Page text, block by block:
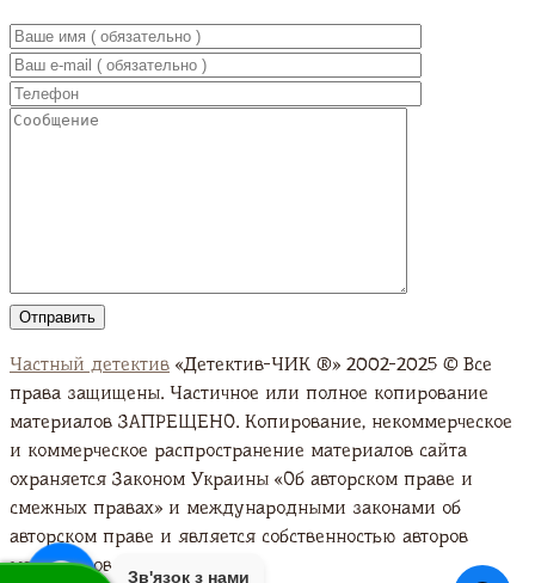
Зв'язок з нами
Частный детектив «Детектив-ЧИК ®» 2002-2025 © Все
права защищены. Частичное или полное копирование
материалов ЗАПРЕЩЕНО. Копирование, некоммерческое
и коммерческое распространение материалов сайта
охраняется Законом Украины «Об авторском праве и
смежных правах» и международными законами об
авторском праве и является собственностью авторов
материалов. Подробно